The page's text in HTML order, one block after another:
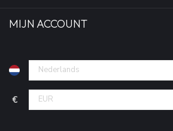
MIJN ACCOUNT
€